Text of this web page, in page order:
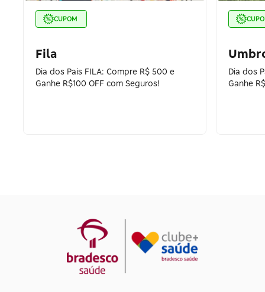
CUPOM
Fila
Dia dos Pais FILA: Compre R$ 500 e
Ganhe R$100 OFF com Seguros!
Dia dos
Ganhe